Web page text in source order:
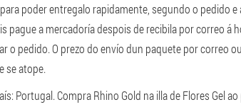
poder entregalo rapidamente, segundo o pedido
pague a mercadoría despois de recibila por correo á
o pedido. O prezo do envío dun paquete por correo
se atope.
Portugal. Compra Rhino Gold na illa de Flores Gel